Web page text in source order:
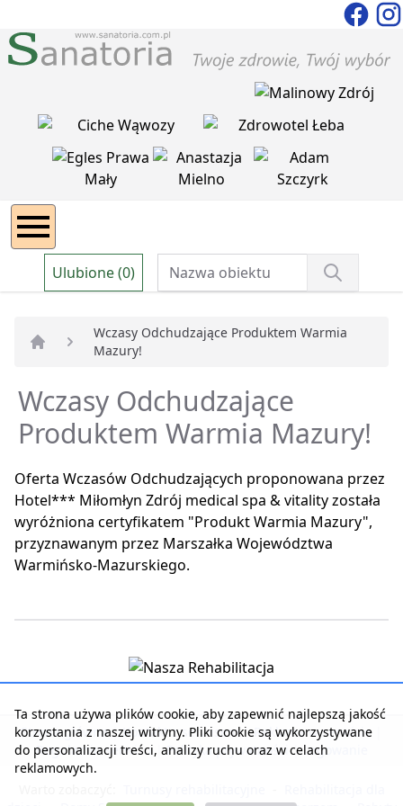
Ulubione (0)
Strona główna
Wczasy Odchudzające Produktem Warmia
Mazury!
Wczasy Odchudzające
Produktem Warmia Mazury!
Oferta Wczasów Odchudzających proponowana przez
Hotel*** Miłomłyn Zdrój medical spa & vitality została
wyróżniona certyfikatem "Produkt Warmia Mazury",
przyznawanym przez Marszałka Województwa
Warmińsko-Mazurskiego.
Strona główna | Kontakt z serwisem | Reklama w serwisie
Regulamin serwisu | Polityka prywatności | Logowanie
Ta strona używa plików cookie, aby zapewnić najlepszą jakość
korzystania z naszej witryny. Pliki cookie są wykorzystywane
do personalizacji treści, analizy ruchu oraz w celach
reklamowych.